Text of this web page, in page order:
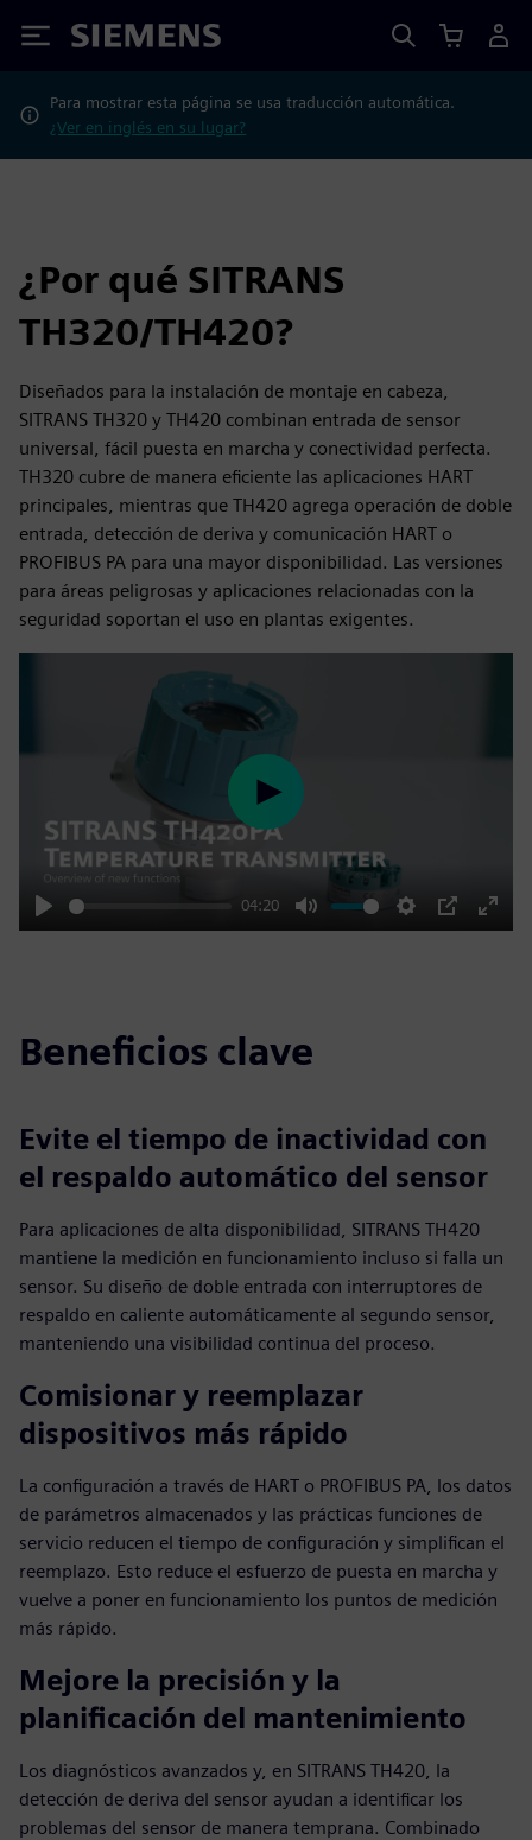
Siemens
Para mostrar esta página se usa traducción automática.
¿Ver en inglés en su lugar?
¿Por qué SITRANS
TH320/TH420?
Diseñados para la instalación de montaje en cabeza,
SITRANS TH320 y TH420 combinan entrada de sensor
universal, fácil puesta en marcha y conectividad perfecta.
TH320 cubre de manera eficiente las aplicaciones HART
principales, mientras que TH420 agrega operación de doble
entrada, detección de deriva y comunicación HART o
PROFIBUS PA para una mayor disponibilidad. Las versiones
para áreas peligrosas y aplicaciones relacionadas con la
seguridad soportan el uso en plantas exigentes.
Play
04:20
Mute Settings
PIP
Enter
Play
Beneficios clave
Evite el tiempo de inactividad con
el respaldo automático del sensor
Para aplicaciones de alta disponibilidad, SITRANS TH420
mantiene la medición en funcionamiento incluso si falla un
sensor. Su diseño de doble entrada con interruptores de
respaldo en caliente automáticamente al segundo sensor,
manteniendo una visibilidad continua del proceso.
Comisionar y reemplazar
dispositivos más rápido
La configuración a través de HART o PROFIBUS PA, los datos
de parámetros almacenados y las prácticas funciones de
servicio reducen el tiempo de configuración y simplifican el
reemplazo. Esto reduce el esfuerzo de puesta en marcha y
vuelve a poner en funcionamiento los puntos de medición
más rápido.
Mejore la precisión y la
planificación del mantenimiento
Los diagnósticos avanzados y, en SITRANS TH420, la
detección de deriva del sensor ayudan a identificar los
problemas del sensor de manera temprana. Combinado